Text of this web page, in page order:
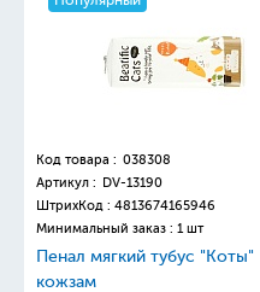
Код товара : 038308
Артикул : DV-13190
ШтрихКод : 4813674165946
Минимальный заказ : 1 шт
Пенал мягкий тубус "Коты"
кожзам